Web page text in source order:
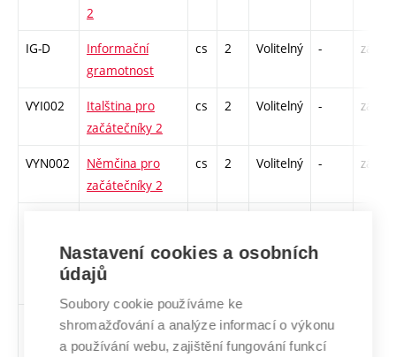
2
IG-D
Informační
gramotnost
cs 2 Volitelný - zá
VYI002
Italština pro
začátečníky 2
cs 2 Volitelný - zá
VYN002
Němčina pro
začátečníky 2
cs 2 Volitelný - zá
podnikatelského
nápadu 1
VYS002
Španělština pro
začátečníky 2
cs 2 Volitelný -
Nastavení cookies a osobních
údajů
Soubory cookie používáme ke
shromažďování a analýze informací o výkonu
a používání webu, zajištění fungování funkcí